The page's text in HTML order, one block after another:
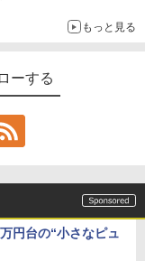
もっと見る
ーする
円台の“小さなピュ